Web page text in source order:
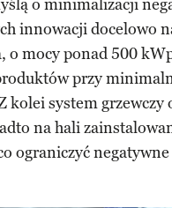
o minimalizacji
innowacji docelowo
mocy ponad 500
przy
kolei system grzewczy
na hali
ograniczyć